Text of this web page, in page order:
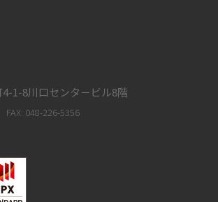
1-8川口センタ－ビル8階
FAX: 048-226-5356